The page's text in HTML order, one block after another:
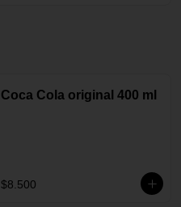
Coca Cola original 400 ml
$8.500